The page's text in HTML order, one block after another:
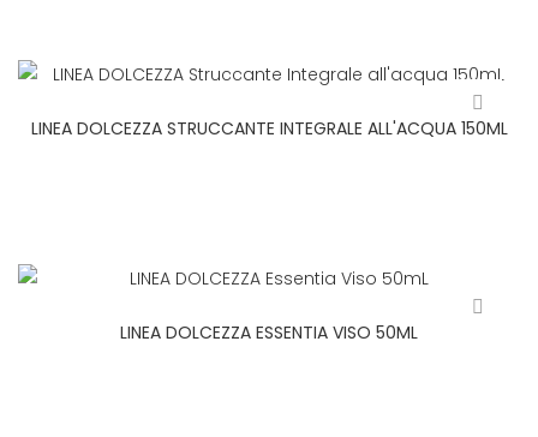
LINEA DOLCEZZA STRUCCANTE INTEGRALE ALL'ACQUA 150ML
LINEA DOLCEZZA ESSENTIA VISO 50ML